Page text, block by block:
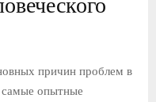
причин проблем в
самые опытные